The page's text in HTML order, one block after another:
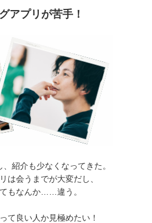
アプリが苦手！
紹介も少なくなってきた。
は会うまでが大変だし、
もなんか……違う。
て良い人か見極めたい！